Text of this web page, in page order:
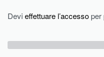
Devieffettuare l’accessoper